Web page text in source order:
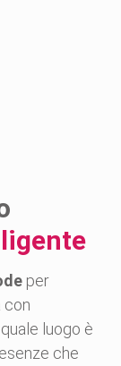
per
con
luogo è
che